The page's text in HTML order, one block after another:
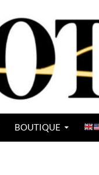
BOUTIQUE